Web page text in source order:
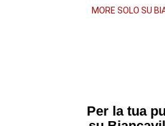
morteMORE SOLO SU
Per la tua